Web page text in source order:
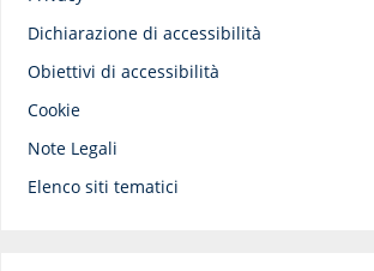
Dichiarazione di accessibilità
Obiettivi di accessibilità
Cookie
Note Legali
Elenco siti tematici